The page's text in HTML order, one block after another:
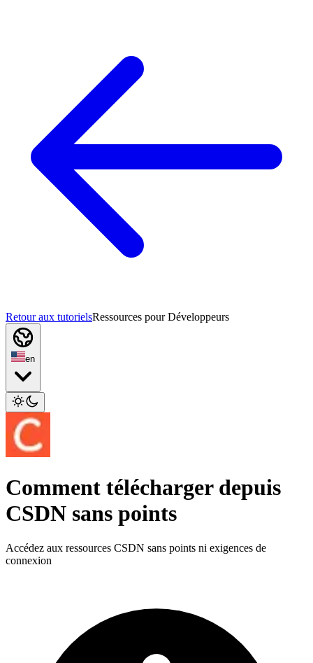
Retour aux tutorielsRessources pour Développeurs
en
Comment télécharger depuis
CSDN sans points
Accédez aux ressources CSDN sans points ni exigences de
connexion